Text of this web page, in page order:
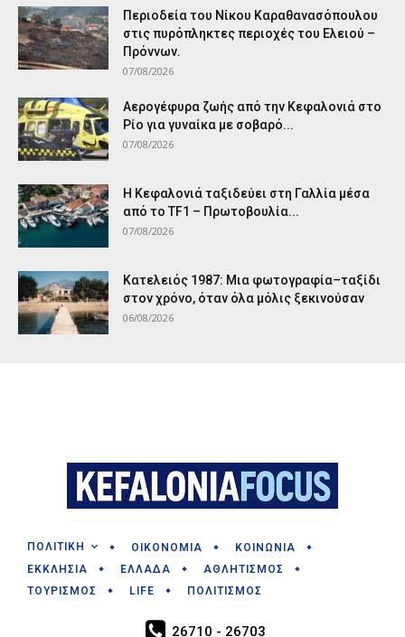
Περιοδεία του Νίκου Καραθανασόπουλου
στις πυρόπληκτες περιοχές του Ελειού –
Πρόννων.
07/08/2026
Αερογέφυρα ζωής από την Κεφαλονιά στο
Ρίο για γυναίκα με σοβαρό...
07/08/2026
Η Κεφαλονιά ταξιδεύει στη Γαλλία μέσα
από το TF1 – Πρωτοβουλία...
07/08/2026
Κατελειός 1987: Μια φωτογραφία–ταξίδι
στον χρόνο, όταν όλα μόλις ξεκινούσαν
06/08/2026
ΠΟΛΙΤΙΚΗ ΟΙΚΟΝΟΜΙΑ
ΚΟΙΝΩΝΙΑ
ΕΚΚΛΗΣΙΑ
ΕΛΛΑΔΑ
ΑΘΛΗΤΙΣΜΟΣ
ΤΟΥΡΙΣΜΟΣ
LIFE ΠΟΛΙΤΙΣΜΟΣ
26710 - 26703